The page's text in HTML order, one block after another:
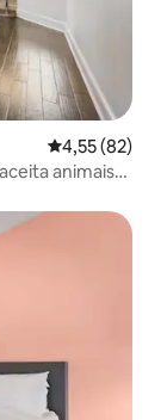
4,55 de uma
4,55 (82)
animais